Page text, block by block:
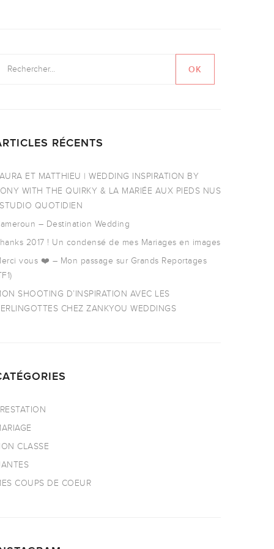
RÉCENTS
ET MATTHIEU | WEDDING INSPIRATION BY
WITH THE QUIRKY & LA MARIÉE AUX PIEDS NUS
QUOTIDIEN
– Destination Wedding
2017 ! Un condensé de mes Mariages en images
vous ❤️ – Mon passage sur Grands Reportages
SHOOTING D’INSPIRATION AVEC LES
CHEZ ZANKYOU WEDDINGS
CLASSE
COUPS DE COEUR